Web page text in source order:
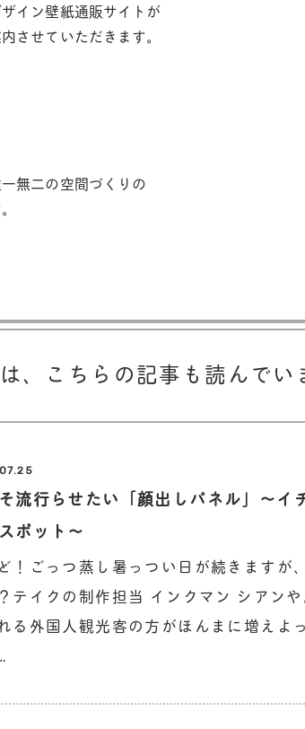
イン壁紙通販サイトが
させていただきます。
無二の空間づくりの
、 こちらの記事も読んでい
流行らせたい「顔出しパネル」～イ
ポット～
！ごっつ蒸し暑っつい日が続きますが
テイクの制作担当 インクマン シアンや
る外国人観光客の方がほんまに増えよ